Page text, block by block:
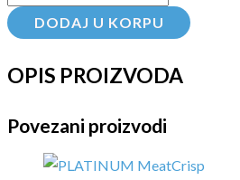
DODAJ U KORPU
OPIS PROIZVODA
Povezani proizvodi